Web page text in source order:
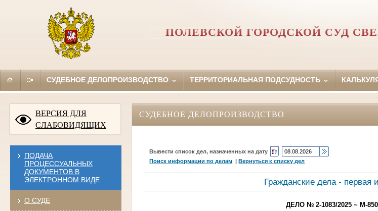
ПОЛЕВСКОЙ ГОРОДСКОЙ СУД
СУДЕБНОЕ ДЕЛОПРОИЗВОДСТВО ТЕРРИТОРИАЛЬНАЯ ПОДСУДНОСТЬ
ВЕРСИЯ ДЛЯ
СЛАБОВИДЯЩИХ
ПОДАЧА
ПРОЦЕССУАЛЬНЫХ
ДОКУМЕНТОВ В
ЭЛЕКТРОННОМ ВИДЕ
О СУДЕ
СУДЕБНОЕ ДЕЛОПРОИЗВОДСТВО
Вывести список дел, назначенных на дату
Поиск информации по делам |Вернуться к списку дел
Гражданские дела - первая
ДЕЛО № 2-1083/2025 ~ М-